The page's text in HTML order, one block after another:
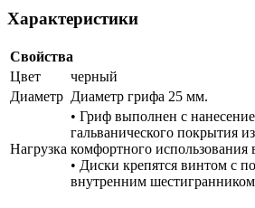
Характеристики
Свойства
Цвет
черный
Диаметр Диаметр грифа 25 мм.
Нагрузка
• Гриф выполнен с
гальванического покрытия
комфортного использования
• Диски крепятся винтом с
внутренним